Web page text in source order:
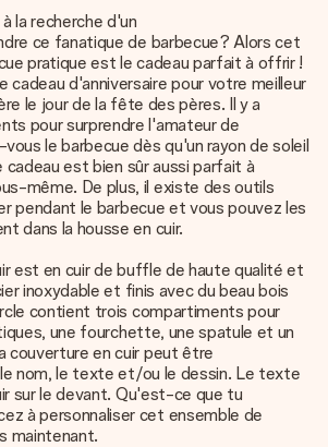
la recherche d'un
ce fanatique de barbecue? Alors cet
pratique est le cadeau parfait à offrir !
cadeau d'anniversaire pour votre meilleur
le jour de la fête des pères. Il y a
pour surprendre l'amateur de
le barbecue dès qu'un rayon de soleil
cadeau est bien sûr aussi parfait à
même. De plus, il existe des outils
pendant le barbecue et vous pouvez les
dans la housse en cuir.
est en cuir de buffle de haute qualité et
inoxydable et finis avec du beau bois
contient trois compartiments pour
une fourchette, une spatule et un
couverture en cuir peut être
nom, le texte et/ou le dessin. Le texte
sur le devant. Qu'est-ce que tu
à personnaliser cet ensemble de
maintenant.